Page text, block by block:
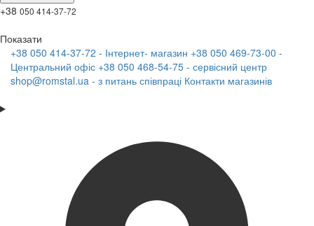
+38 050 414-37-72
Показати
+38 050 414-37-72 - Інтернет- магазин +38 050 469-73-00 -
Центральний офіс +38 050 468-54-75 - сервісний центр
shop@romstal.ua - з питань співпраці Контакти магазинів